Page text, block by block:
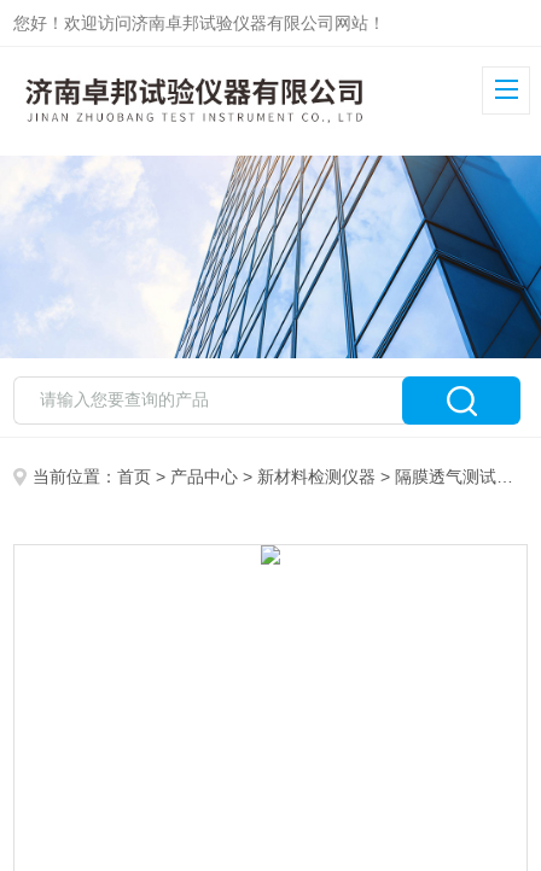
您好！欢迎访问济南卓邦试验仪器有限公司网站！
当前位置：首页 > 产品中心 > 新材料检测仪器 > 隔膜透气测试仪